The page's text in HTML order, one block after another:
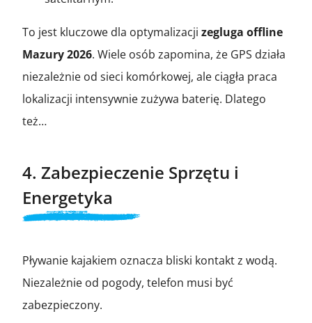
To jest kluczowe dla optymalizacji zegluga offline
Mazury 2026. Wiele osób zapomina, że GPS działa
niezależnie od sieci komórkowej, ale ciągła praca
lokalizacji intensywnie zużywa baterię. Dlatego
też…
4. Zabezpieczenie Sprzętu i
Energetyka
Pływanie kajakiem oznacza bliski kontakt z wodą.
Niezależnie od pogody, telefon musi być
zabezpieczony.